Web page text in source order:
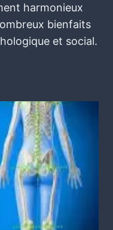
harmonieux
bienfaits
et social.